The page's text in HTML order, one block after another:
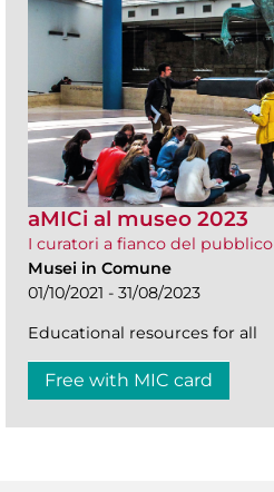
aMICi al museo 2023
I curatori a fianco del pubblico
Musei in Comune
01/10/2021 - 31/08/2023
Educational resources for all
Free with MIC card